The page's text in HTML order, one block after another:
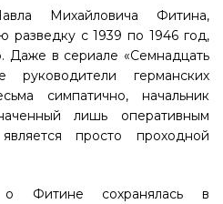
Михайловича Фитина,
разведку с 1939 по 1946 год,
Даже в сериале «Семнадцать
руководители германских
симпатично, начальник
лишь оперативным
просто проходной
Фитине сохранялась в